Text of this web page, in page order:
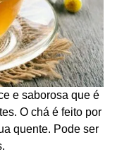
e saborosa que é
O chá é feito por
quente. Pode ser